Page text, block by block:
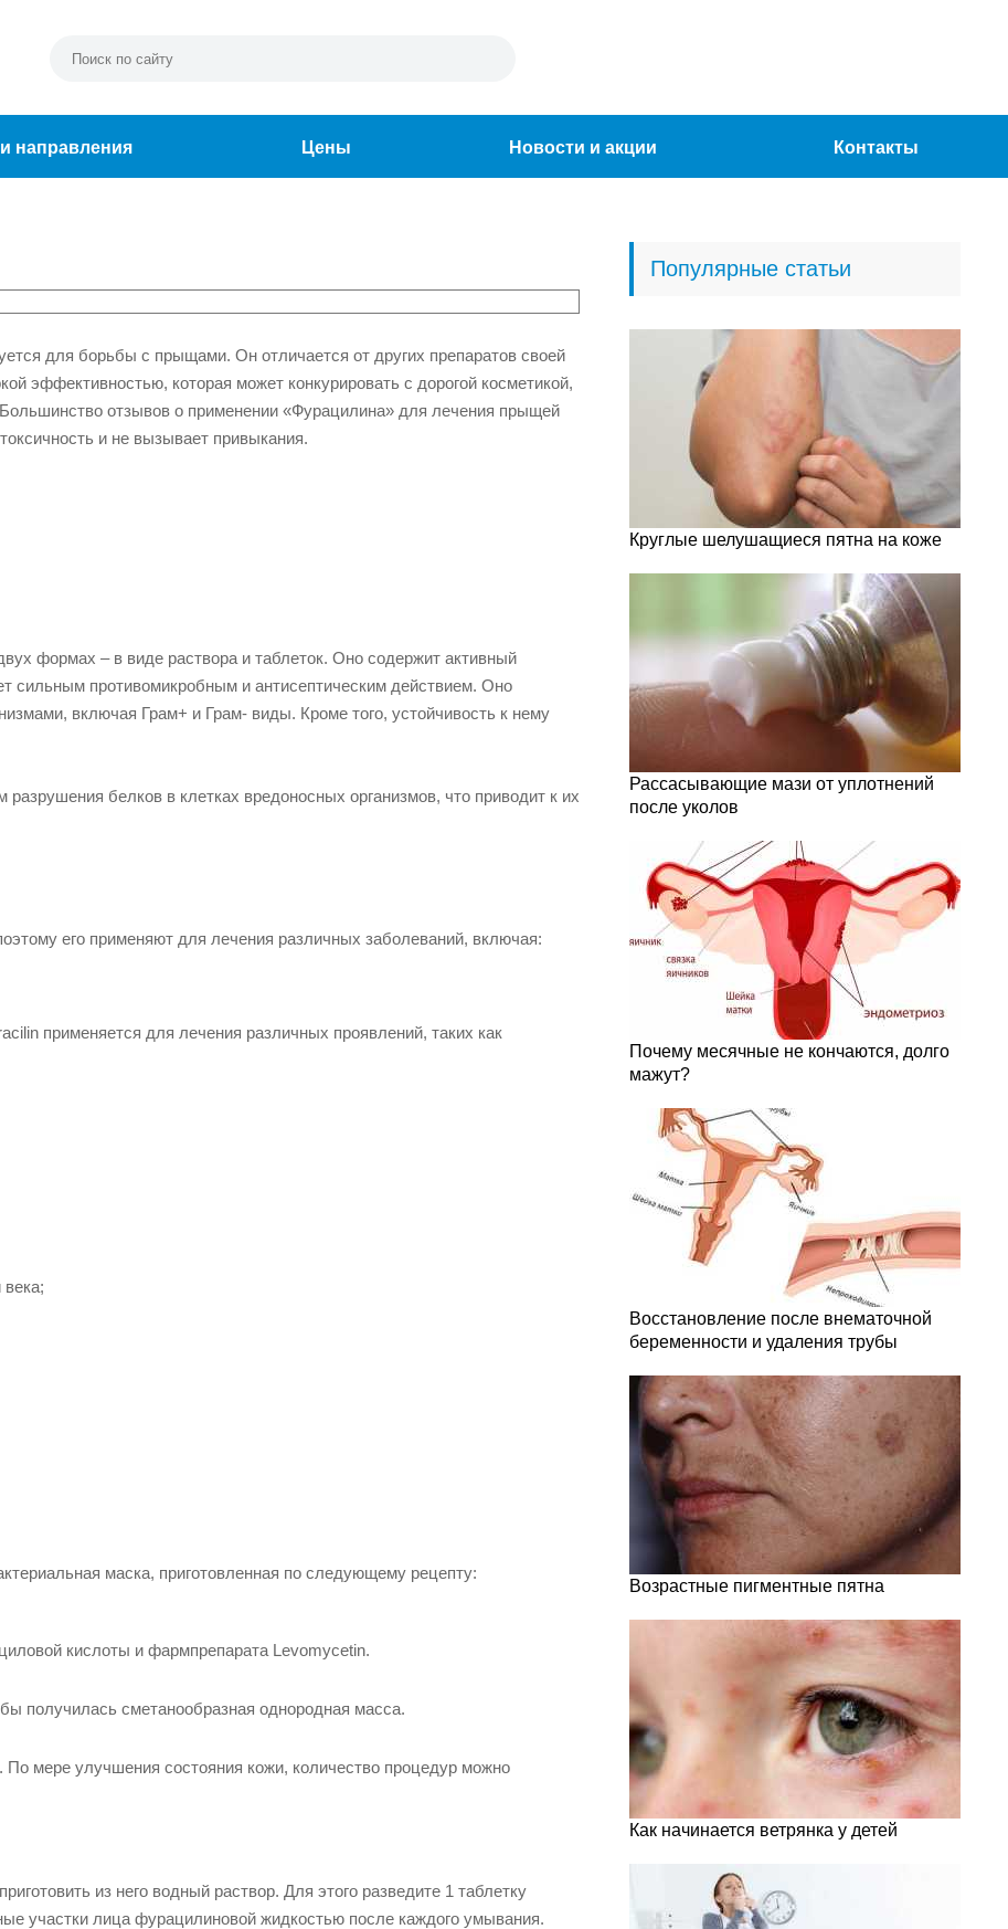
направления Цены Новости и акции Контакты
для борьбы с прыщами. Он отличается от других препаратов своей
эффективностью, которая может конкурировать с дорогой косметикой,
отзывов о применении «Фурацилина» для лечения прыщей
и не вызывает привыкания.
формах – в виде раствора и таблеток. Оно содержит активный
сильным противомикробным и антисептическим действием. Оно
включая Грам+ и Грам- виды. Кроме того, устойчивость к нему
белков в клетках вредоносных организмов, что приводит к их
его применяют для лечения различных заболеваний, включая:
применяется для лечения различных проявлений, таких как
века;
маска, приготовленная по следующему рецепту:
кислоты и фармпрепарата Levomycetin.
получилась сметанообразная однородная масса.
мере улучшения состояния кожи, количество процедур можно
из него водный раствор. Для этого разведите 1 таблетку
участки лица фурацилиновой жидкостью после каждого умывания.
Популярные статьи
Круглые шелушащиеся пятна на коже
Рассасывающие мази от уплотнений
после уколов
Почему месячные не кончаются, долго
мажут?
Восстановление после внематочной
беременности и удаления трубы
Возрастные пигментные пятна
Как начинается ветрянка у детей